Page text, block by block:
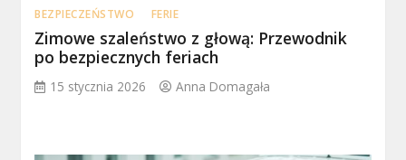
BEZPIECZEŃSTWO FERIE
Zimowe szaleństwo z głową: Przewodnik
po bezpiecznych feriach
15 stycznia 2026 Anna Domagała